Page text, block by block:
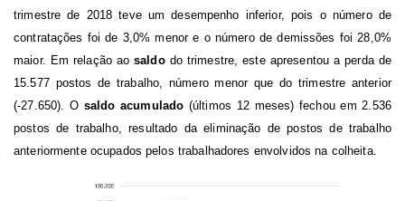
trimestre de 2018 teve um desempenho inferior, pois o número de
contratações foi de 3,0% menor e o número de demissões foi 28,0%
maior. Em relação aosaldodo trimestre, este apresentou a perda de
15.577 postos de trabalho, número menor que do trimestre anterior
(-27.650). O saldo acumulado (últimos 12 meses) fechou em 2.536
postos de trabalho, resultado da eliminação de postos de trabalho
anteriormente ocupados pelos trabalhadores envolvidos na colheita.